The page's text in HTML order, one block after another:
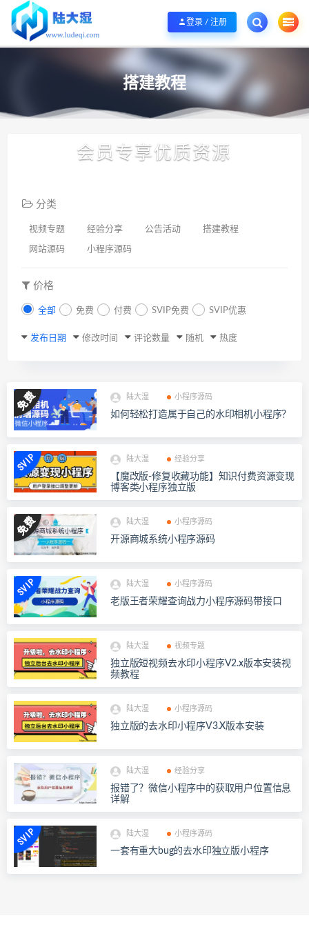
欢迎您光临陆大湿，本站秉承服务宗旨 履行“站长”责任，销售只是起点 服务永无
登录 / 注册
搭建教程
会员专享优质资源
分类
视频专题 经验分享 公告活动 搭建教程
网站源码 小程序源码
价格
全部 免费 付费 SVIP免费 SVIP优惠
发布日期 修改时间 评论数量 随机 热度
陆大湿 小程序源码
如何轻松打造属于自己的水印相机小程序？
陆大湿 经验分享
【魔改版-修复收藏功能】知识付费资源变现
博客类小程序独立版
陆大湿 小程序源码
开源商城系统小程序源码
陆大湿 小程序源码
老版王者荣耀查询战力小程序源码带接口
陆大湿 视频专题
独立版短视频去水印小程序V2.x版本安装视
频教程
陆大湿 小程序源码
独立版的去水印小程序V3.X版本安装
陆大湿 经验分享
报错了？微信小程序中的获取用户位置信息
详解
陆大湿 小程序源码
一套有重大bug的去水印独立版小程序